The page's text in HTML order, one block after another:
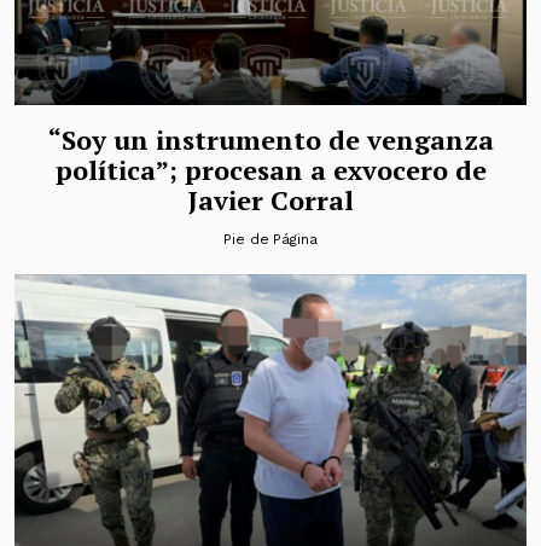
“Soy un instrumento de venganza
política”; procesan a exvocero de
Javier Corral
Pie de Página